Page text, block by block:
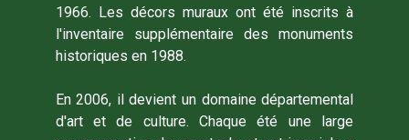
1966. Les décors muraux ont été inscrits à
l'inventaire supplémentaire des monuments
historiques en 1988.
En 2006, il devient un domaine départemental
d'art et de culture. Chaque été une large